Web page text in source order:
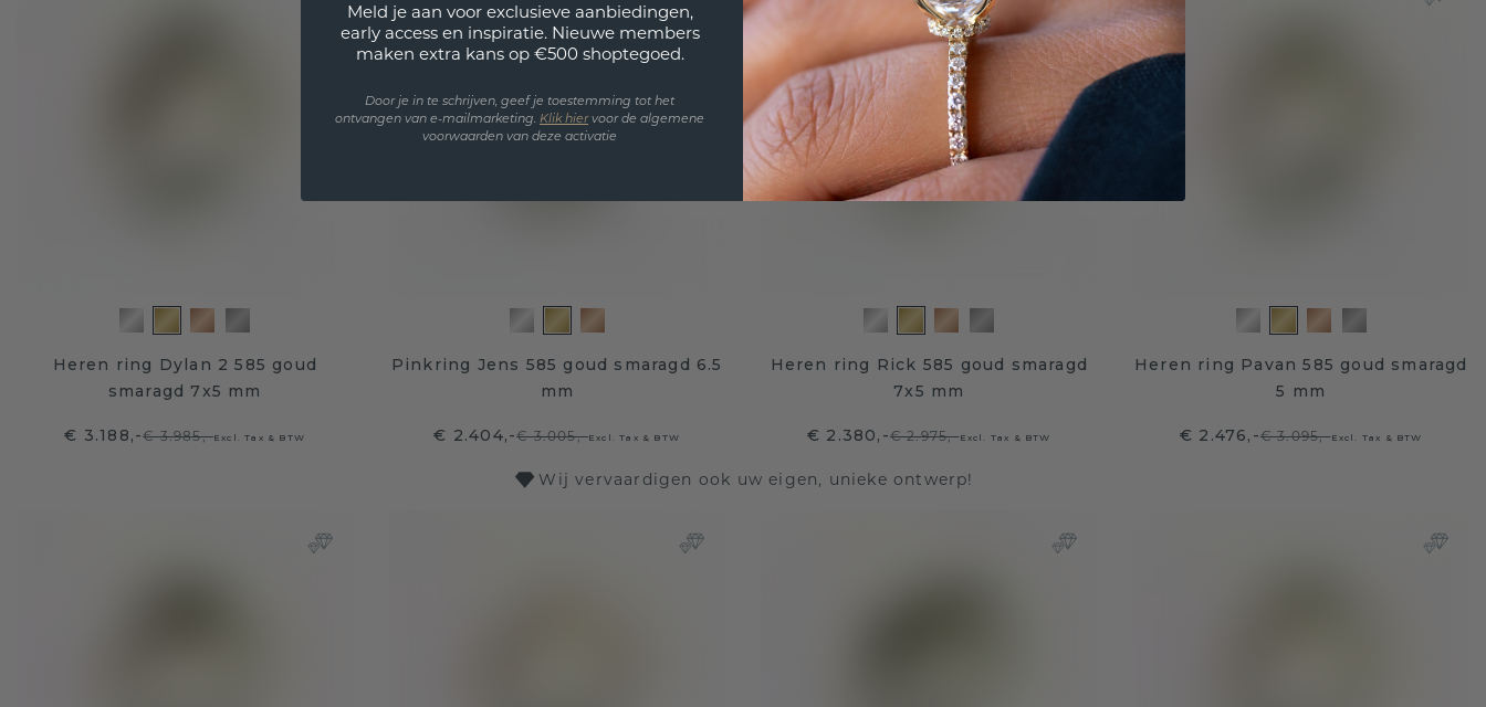
Heren ring Dylan 2 585 goud
smaragd 7x5 mm
€ 3.188,-€ 3.985,-Excl. Tax & BTW
Pinkring Jens 585 goud smaragd 6.5
mm
€ 2.404,-€ 3.005,-Excl. Tax & BTW
Heren ring Rick 585 goud smaragd
7x5 mm
€ 2.380,-€ 2.975,-Excl. Tax & BTW
Heren ring Pavan 585 goud smaragd
5 mm
€ 2.476,-€ 3.095,-Excl. Tax & BTW
Wij vervaardigen ook uw eigen, unieke ontwerp!
Meld je aan voor exclusieve aanbiedingen,
early access en inspiratie. Nieuwe members
maken extra kans op €500 shoptegoed.
Door je in te schrijven, geef je toestemming tot het
ontvangen van e-mailmarketing. Klik hiervoor de algemene
voorwaarden van deze activatie